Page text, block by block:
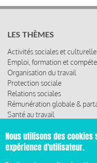
LES THÈMES
Activités sociales et
Emploi, formation et
Organisation du travail
Protection sociale
Relations sociales
Rémunération globale &
Santé au travail
ACCÈS RAPIDE
Nous utilisons des
expérience d'utilisateur.